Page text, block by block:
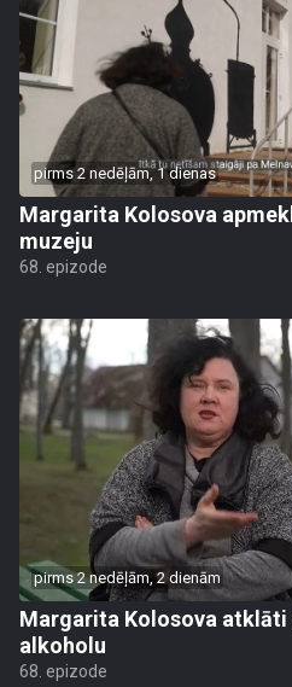
pirms 2 nedēļām, 1 dienas
Margarita Kolosova
muzeju
68. epizode
pirms 2 nedēļām, 2 dienām
Margarita Kolosova atklāti
alkoholu
68. epizode